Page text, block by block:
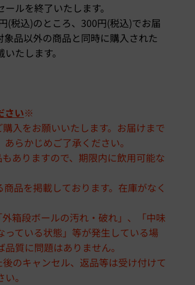
ルを終了いたします。
税込)のところ、300円(税込)でお届
品以外の商品と同時に購入された
たします。
さい※
入をお願いいたします。お届けまで
らかじめご了承ください。
ありますので、期限内に飲用可能な
品を掲載しております。在庫がなく
箱段ボールの汚れ・破れ」、「中味
ている状態」等が発生している場
質に問題はありません。
のキャンセル、返品等は受け付けて
。